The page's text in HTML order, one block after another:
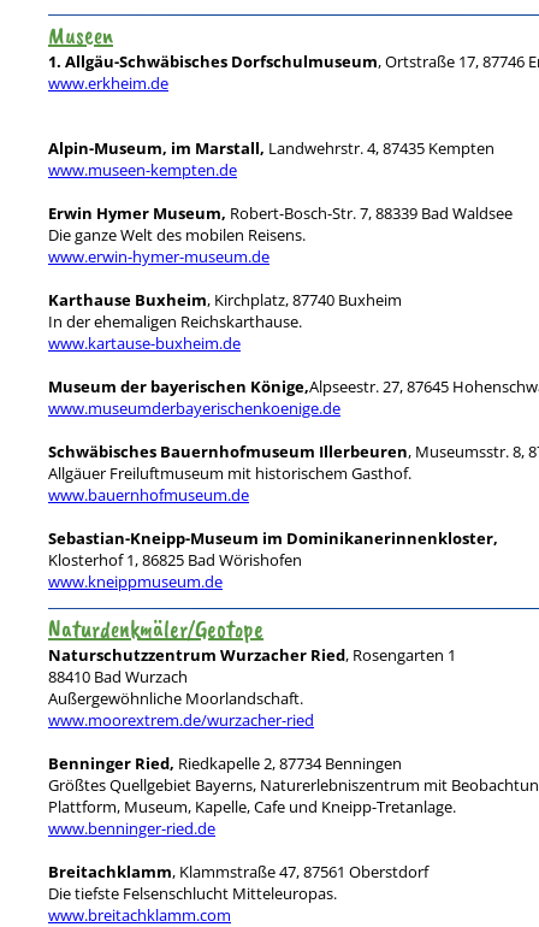
Museen
1. Allgäu-Schwäbisches Dorfschulmuseum, Ortstraße 17, 87746
www.erkheim.de
Alpin-Museum, im Marstall, Landwehrstr. 4, 87435 Kempten
www.museen-kempten.de
Erwin Hymer Museum, Robert-Bosch-Str. 7, 88339 Bad Waldsee
Die ganze Welt des mobilen Reisens.
www.erwin-hymer-museum.de
Karthause Buxheim, Kirchplatz, 87740 Buxheim
In der ehemaligen Reichskarthause.
www.kartause-buxheim.de
Museum der bayerischen Könige,Alpseestr. 27, 87645
www.museumderbayerischenkoenige.de
Schwäbisches Bauernhofmuseum Illerbeuren, Museumsstr. 8,
Allgäuer Freiluftmuseum mit historischem Gasthof.
www.bauernhofmuseum.de
Sebastian-Kneipp-Museum im Dominikanerinnenkloster,
Klosterhof 1, 86825 Bad Wörishofen
www.kneippmuseum.de
Naturdenkmäler/Geotope
Naturschutzzentrum Wurzacher Ried, Rosengarten 1
88410 Bad Wurzach
Außergewöhnliche Moorlandschaft.
www.moorextrem.de/wurzacher-ried
Benninger Ried, Riedkapelle 2, 87734 Benningen
Größtes Quellgebiet Bayerns, Naturerlebniszentrum mit
Plattform, Museum, Kapelle, Cafe und Kneipp-Tretanlage.
www.benninger-ried.de
Breitachklamm, Klammstraße 47, 87561 Oberstdorf
Die tiefste Felsenschlucht Mitteleuropas.
www.breitachklamm.com